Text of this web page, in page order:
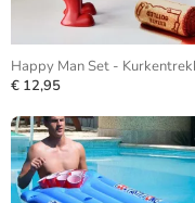
€ 12,95